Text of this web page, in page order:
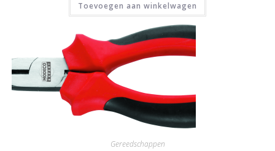
Toevoegen aan winkelwagen
Gereedschappen